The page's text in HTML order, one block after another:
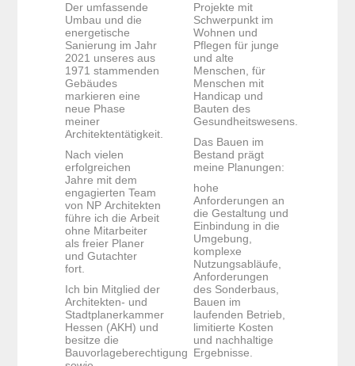
Der umfassende
Umbau und die
energetische
Sanierung im Jahr
2021 unseres aus
1971 stammenden
Gebäudes
markieren eine
neue Phase
meiner
Architektentätigkeit.
Nach vielen
erfolgreichen
Jahre mit dem
engagierten Team
von NP Architekten
führe ich die Arbeit
ohne Mitarbeiter
als freier Planer
und Gutachter
fort.
Ich bin Mitglied der
Architekten- und
Stadtplanerkammer
Hessen (AKH) und
besitze die
Bauvorlageberechtigung
Projekte mit
Schwerpunkt im
Wohnen und
Pflegen für junge
und alte
Menschen, für
Menschen mit
Handicap und
Bauten des
Gesundheitswesens.
Das Bauen im
Bestand prägt
meine Planungen:
hohe
Anforderungen an
die Gestaltung und
Einbindung in die
Umgebung,
komplexe
Nutzungsabläufe,
Anforderungen
des Sonderbaus,
Bauen im
laufenden Betrieb,
limitierte Kosten
und nachhaltige
Ergebnisse.